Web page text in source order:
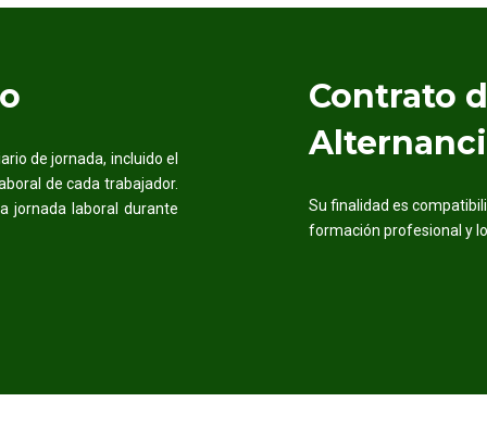
de jornada, incluido el
de cada trabajador.
jornada laboral durante
Contrato
Su finalidad es
formación profesional y